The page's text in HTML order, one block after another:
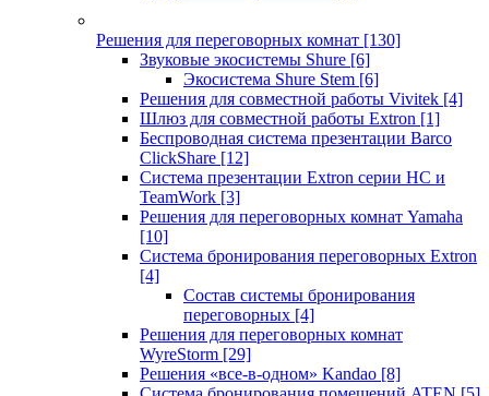
Решения для переговорных комнат [130]
Звуковые экосистемы Shure [6]
Экосистема Shure Stem [6]
Решения для совместной работы Vivitek [4]
Шлюз для совместной работы Extron [1]
Беспроводная система презентации Barco
ClickShare [12]
Система презентации Extron серии HC и
TeamWork [3]
Решения для переговорных комнат Yamaha
[10]
Система бронирования переговорных Extron
[4]
Состав системы бронирования
переговорных [4]
Решения для переговорных комнат
WyreStorm [29]
Решения «все-в-одном» Kandao [8]